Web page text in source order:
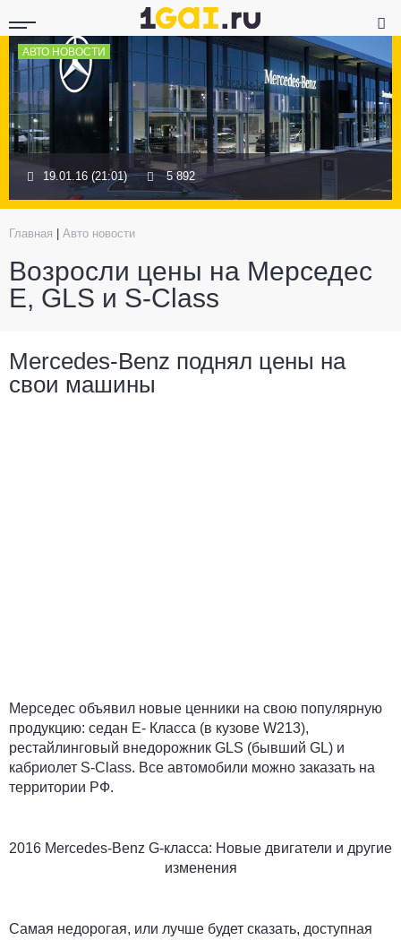
АВТО НОВОСТИ
19.01.16 (21:01) 5 892
Главная Авто новости
Возросли цены на Мерседес
E, GLS и S-Class
Mercedes-Benz поднял цены на
свои машины
Мерседес объявил новые ценники на свою популярную
продукцию: седан E- Класса (в кузове W213),
рестайлинговый внедорожник GLS (бывший GL) и
кабриолет S-Class. Все автомобили можно заказать на
территории РФ.
2016 Mercedes-Benz G-класса: Новые двигатели и другие
изменения
Самая недорогая, или лучше будет сказать, доступная